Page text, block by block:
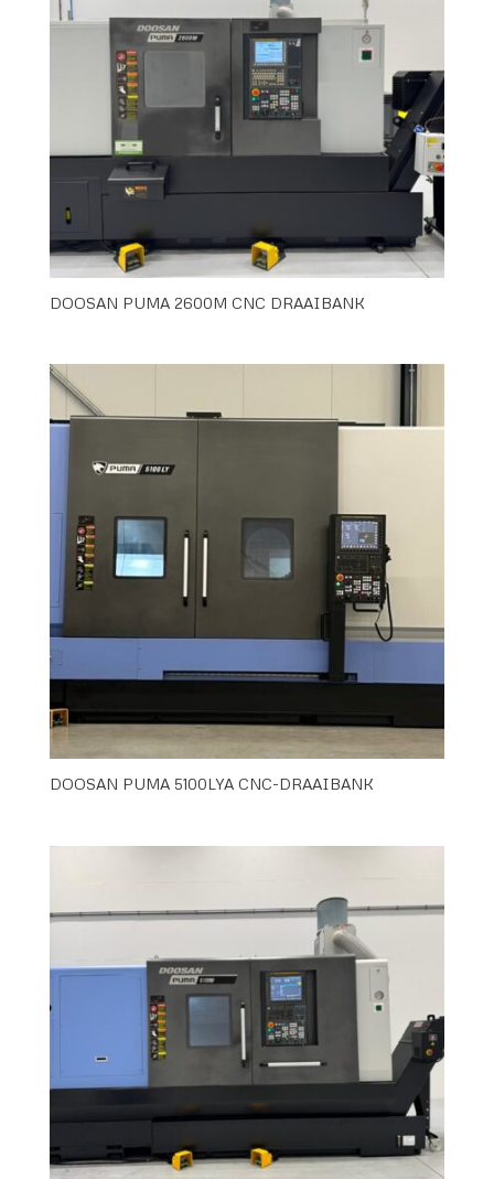
DOOSAN PUMA 2600M CNC DRAAIBANK
DOOSAN PUMA 5100LYA CNC-DRAAIBANK